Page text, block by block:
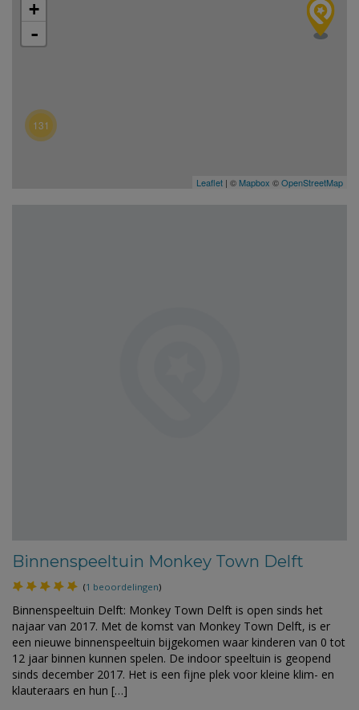
131
+
-
Leaflet | © Mapbox ©OpenStreetMap
Binnenspeeltuin Monkey Town Delft
(1 beoordelingen)
Binnenspeeltuin Delft: Monkey Town Delft is open sinds het
najaar van 2017. Met de komst van Monkey Town Delft, is er
een nieuwe binnenspeeltuin bijgekomen waar kinderen van 0 tot
12 jaar binnen kunnen spelen. De indoor speeltuin is geopend
sinds december 2017. Het is een fijne plek voor kleine klim- en
klauteraars en hun […]